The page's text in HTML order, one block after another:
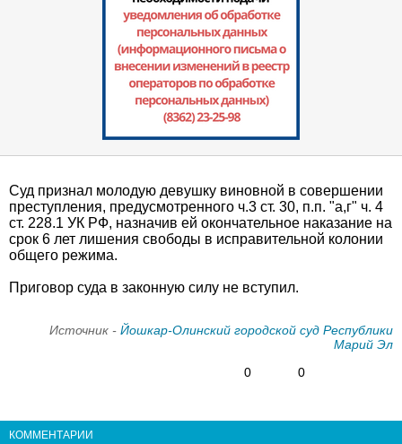
Суд признал молодую девушку виновной в совершении
преступления, предусмотренного ч.3 ст. 30, п.п. "а,г" ч. 4
ст. 228.1 УК РФ, назначив ей окончательное наказание на
срок 6 лет лишения свободы в исправительной колонии
общего режима.
Приговор суда в законную силу не вступил.
Источник - Йошкар-Олинский городской суд Республики
Марий Эл
0
0
КОММЕНТАРИИ